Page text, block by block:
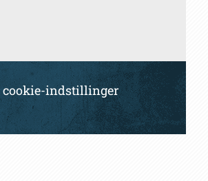
cookie-indstillinger